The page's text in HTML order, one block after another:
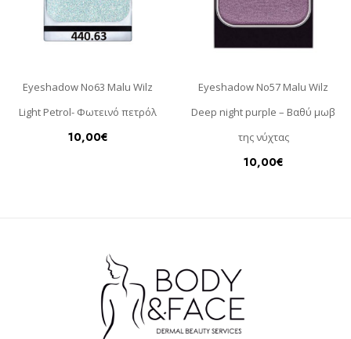
Eyeshadow Νο63 Malu Wilz
Light Petrol- Φωτεινό πετρόλ
10,00€
Eyeshadow Νο57 Malu Wilz
Deep night purple – Βαθύ μωβ
της νύχτας
10,00€